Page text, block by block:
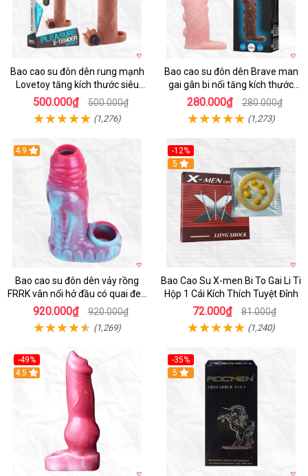
Bao cao su đôn dên rung mạnh
Lovetoy tăng kích thước siêu
phê
500.000₫ 500.000₫
(1,276)
Bao cao su đôn dên Brave man
gai gân bi nổi tăng kích thước
kéo dài thời gian
280.000₫ 280.000₫
(1,273)
4.9
Bao cao su đôn dên vảy rồng
FRRK vân nổi hở đầu có quai đeo
bìu cao cấp
920.000₫ 920.000₫
(1,269)
-12%
Hot
5
Bao Cao Su X-men Bi To Gai Li Ti
Hộp 1 Cái Kích Thích Tuyệt Đỉnh
72.000₫ 81.000₫
(1,240)
-49%
4.5
-35%
5